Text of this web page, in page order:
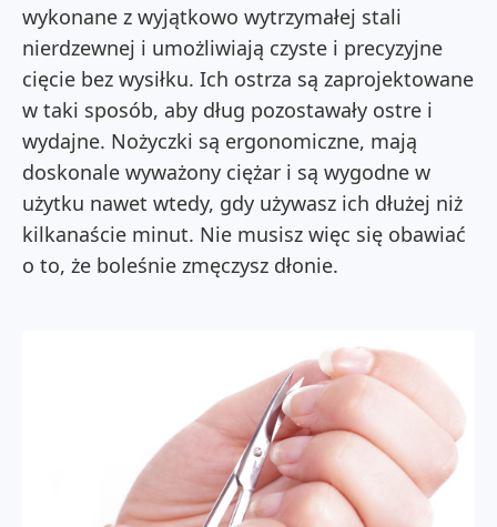
wykonane z wyjątkowo wytrzymałej stali
nierdzewnej i umożliwiają czyste i precyzyjne
cięcie bez wysiłku. Ich ostrza są zaprojektowane
w taki sposób, aby dług pozostawały ostre i
wydajne. Nożyczki są ergonomiczne, mają
doskonale wyważony ciężar i są wygodne w
użytku nawet wtedy, gdy używasz ich dłużej niż
kilkanaście minut. Nie musisz więc się obawiać
o to, że boleśnie zmęczysz dłonie.